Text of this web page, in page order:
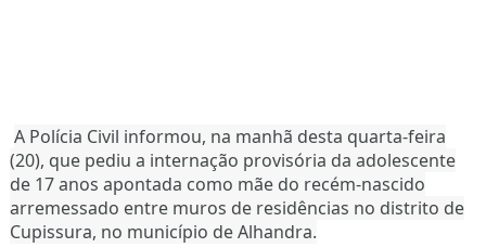
A Polícia Civil informou, na manhã desta quarta-feira
(20), que pediu a internação provisória da adolescente
de 17 anos apontada como mãe do recém-nascido
arremessado entre muros de residências no distrito de
Cupissura, no município de Alhandra.